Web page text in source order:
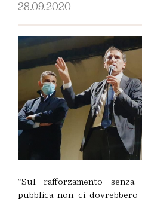
28.09.2020
“Sul rafforzamento
pubblica non ci